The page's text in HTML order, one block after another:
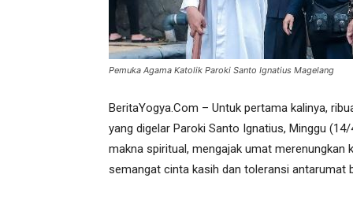
Pemuka Agama Katolik Paroki Santo Ignatius Magelang
BeritaYogya.Com – Untuk pertama kalinya,
yang digelar Paroki Santo Ignatius, Minggu
makna spiritual, mengajak umat
semangat cinta kasih dan toleransi antarumat